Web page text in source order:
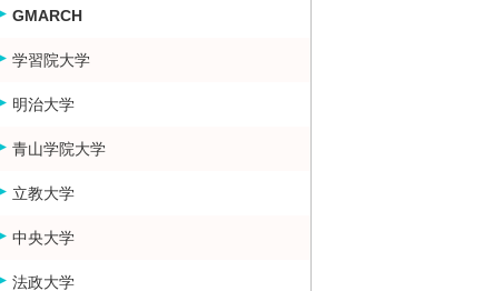
GMARCH
学習院大学
明治大学
青山学院大学
立教大学
中央大学
法政大学